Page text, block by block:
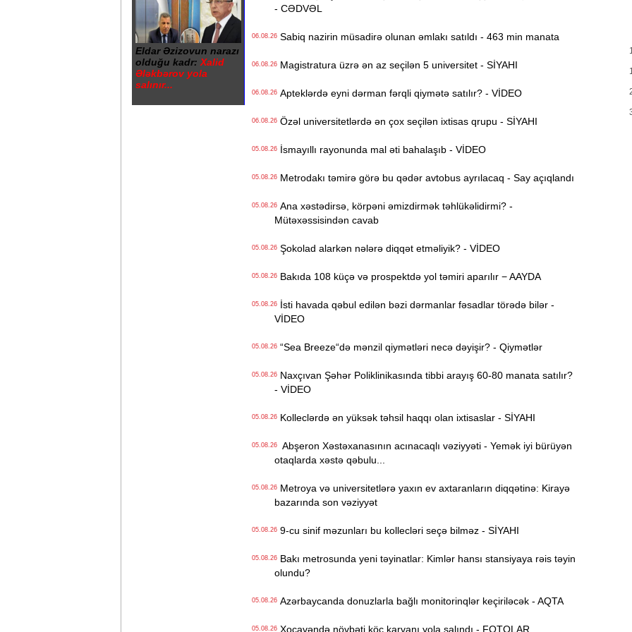
Eldar Əzizovun narazı
olduğu kadr: Xalid
Ələkbərov yola
salınır...
- CƏDVƏL
06.08.26Sabiq nazirin müsadirə olunan əmlakı satıldı - 463 min manata
06.08.26Magistratura üzrə ən az seçilən 5 universitet - SİYAHI
06.08.26Apteklərdə eyni dərman fərqli qiymətə satılır? - VİDEO
06.08.26Özəl universitetlərdə ən çox seçilən ixtisas qrupu - SİYAHI
05.08.26İsmayıllı rayonunda mal əti bahalaşıb - VİDEO
05.08.26Metrodakı təmirə görə bu qədər avtobus ayrılacaq - Say açıqlandı
05.08.26Ana xəstədirsə, körpəni əmizdirmək təhlükəlidirmi? -
Mütəxəssisindən cavab
05.08.26Şokolad alarkən nələrə diqqət etməliyik? - VİDEO
05.08.26Bakıda 108 küçə və prospektdə yol təmiri aparılır − AAYDA
05.08.26İsti havada qəbul edilən bəzi dərmanlar fəsadlar törədə bilər -
VİDEO
05.08.26“Sea Breeze“də mənzil qiymətləri necə dəyişir? - Qiymətlər
05.08.26Naxçıvan Şəhər Poliklinikasında tibbi arayış 60-80 manata satılır?
- VİDEO
05.08.26Kolleclərdə ən yüksək təhsil haqqı olan ixtisaslar - SİYAHI
05.08.26Abşeron Xəstəxanasının acınacaqlı vəziyyəti - Yemək iyi bürüyən
otaqlarda xəstə qəbulu...
05.08.26Metroya və universitetlərə yaxın ev axtaranların diqqətinə: Kirayə
bazarında son vəziyyət
05.08.269-cu sinif məzunları bu kollecləri seçə bilməz - SİYAHI
05.08.26Bakı metrosunda yeni təyinatlar: Kimlər hansı stansiyaya rəis təyin
olundu?
05.08.26Azərbaycanda donuzlarla bağlı monitorinqlər keçiriləcək - AQTA
05.08.26Xocavəndə növbəti köç karvanı yola salındı - FOTOLAR